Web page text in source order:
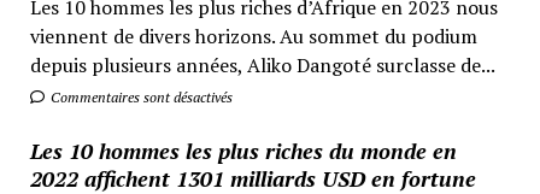
Les 10 hommes les plus riches d’Afrique en 2023 nous
viennent de divers horizons. Au sommet du podium
depuis plusieurs années, Aliko Dangoté surclasse de...
Commentaires sont désactivés
Les 10 hommes les plus riches du monde en
2022 affichent 1301 milliards USD en fortune